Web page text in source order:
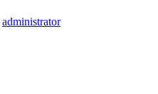
administrator